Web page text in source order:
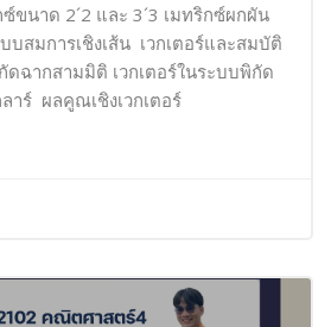
ขนาด 2´2 และ 3´3 เมทริกซ์ผกผัน
บสมการเชิงเส้น เวกเตอร์และสมบัติ
ดฉากสามมิติ เวกเตอร์ในระบบพิกัด
ร์ ผลคูณเชิงเวกเตอร์